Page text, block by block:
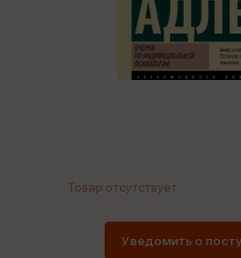
Товар отсутствует
Уведомить о